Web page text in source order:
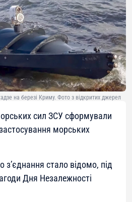
на березі Криму. Фото з відкритих джерел
сил ЗСУ сформували
морських
з’єднання стало відомо, під
Дня Незалежності